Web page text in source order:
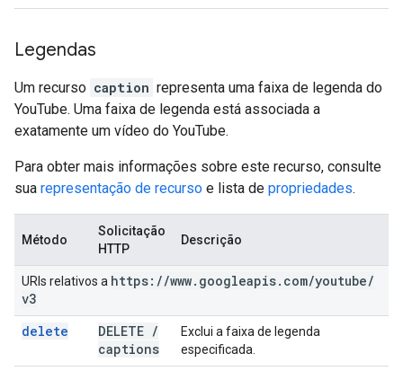
Legendas
Um recurso caption representa uma faixa de legenda do
YouTube. Uma faixa de legenda está associada a
exatamente um vídeo do YouTube.
Para obter mais informações sobre este recurso, consulte
sua representação de recurso e lista de propriedades.
Método
Solicitação
HTTP
Descrição
URIs relativos a https: //www. googleapis. com/youtube/
v3
delete
DELETE /
captions
Exclui a faixa de legenda
especificada.